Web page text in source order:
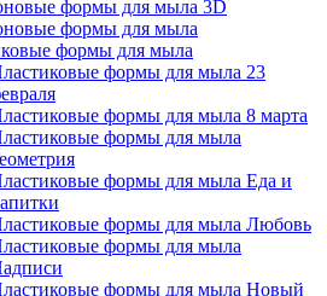
формы для мыла 3D
формы для мыла
формы для мыла
формы для мыла 23
формы для мыла 8 марта
формы для мыла
формы для мыла Еда и
формы для мыла Любовь
формы для мыла
формы для мыла Новый